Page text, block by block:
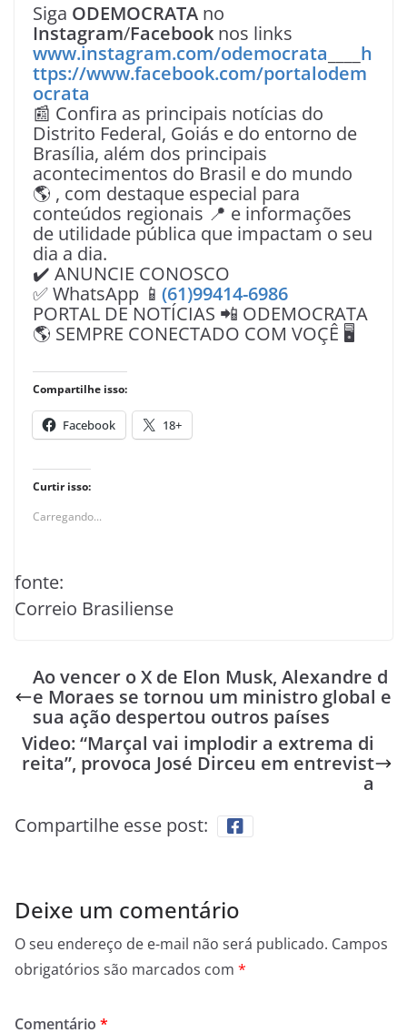
Siga ODEMOCRATA no
Instagram/Facebook nos links
www.instagram.com/odemocrata
h
ttps://www.facebook.com/portalodem
ocrata
📰 Confira as principais notícias do
Distrito Federal, Goiás e do entorno de
Brasília, além dos principais
acontecimentos do Brasil e do mundo
🌎 , com destaque especial para
conteúdos regionais 📍 e informações
de utilidade pública que impactam o seu
dia a dia.
✔️ ANUNCIE CONOSCO
✅ WhatsApp 📱 (61)99414-6986
PORTAL DE NOTÍCIAS 📲 ODEMOCRATA
🌎 SEMPRE CONECTADO COM VOÇÊ 🖥️
Compartilhe isso:
Facebook 18+
Curtir isso:
Carregando...
fonte:
Correio Brasiliense
Ao vencer o X de Elon Musk, Alexandre d
e Moraes se tornou um ministro global e
sua ação despertou outros países
Video: “Marçal vai implodir a extrema di
reita”, provoca José Dirceu em entrevist
a
Compartilhe esse post:
Deixe um comentário
O seu endereço de e-mail não será publicado. Campos
obrigatórios são marcados com *
Comentário *